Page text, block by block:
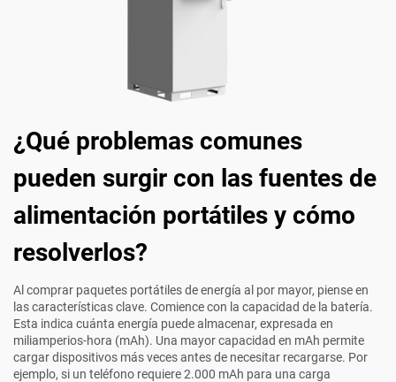
¿Qué problemas comunes
pueden surgir con las fuentes de
alimentación portátiles y cómo
resolverlos?
Al comprar paquetes portátiles de energía al por mayor, piense en
las características clave. Comience con la capacidad de la batería.
Esta indica cuánta energía puede almacenar, expresada en
miliamperios-hora (mAh). Una mayor capacidad en mAh permite
cargar dispositivos más veces antes de necesitar recargarse. Por
ejemplo, si un teléfono requiere 2.000 mAh para una carga